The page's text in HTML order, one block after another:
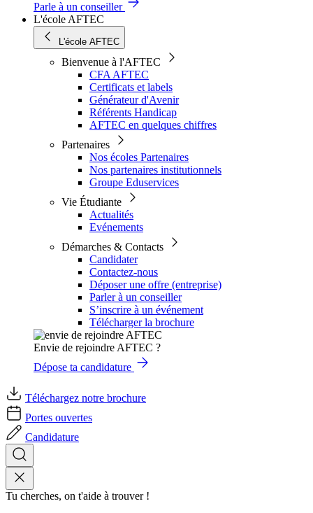
Parle à un conseiller
L'école AFTEC
L'école AFTEC
Bienvenue à l'AFTEC
CFA AFTEC
Certificats et labels
Générateur d'Avenir
Référents Handicap
AFTEC en quelques chiffres
Partenaires
Nos écoles Partenaires
Nos partenaires institutionnels
Groupe Eduservices
Vie Étudiante
Actualités
Evénements
Démarches & Contacts
Candidater
Contactez-nous
Déposer une offre (entreprise)
Parler à un conseiller
S’inscrire à un événement
Télécharger la brochure
Envie de rejoindre AFTEC ?
Dépose ta candidature
Téléchargez notre brochure
Portes ouvertes
Candidature
Tu cherches, on t'aide à trouver !